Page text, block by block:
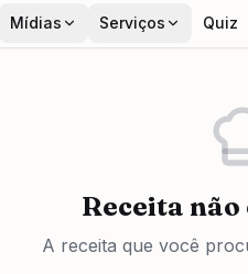
Mídias Serviços Quiz
Receita
A receita que você